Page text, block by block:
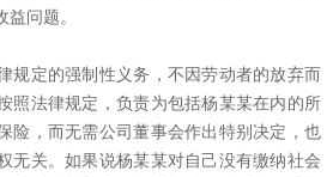
问题。
规定的强制性义务，不因劳动者的放弃而
照法律规定，负责为包括杨某某在内的所
险，而无需公司董事会作出特别决定，也
无关。如果说杨某某对自己没有缴纳社会